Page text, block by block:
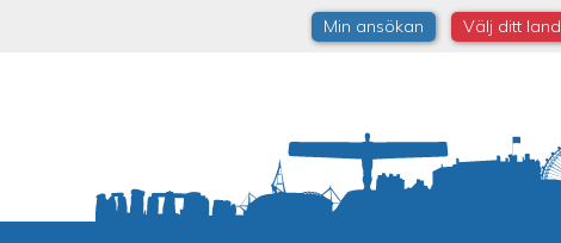
Min ansökan Välj ditt land